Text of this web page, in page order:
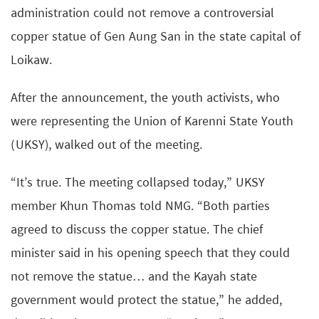
administration could not remove a controversial
copper statue of Gen Aung San in the state capital of
Loikaw.
After the announcement, the youth activists, who
were representing the Union of Karenni State Youth
(UKSY), walked out of the meeting.
“It’s true. The meeting collapsed today,” UKSY
member Khun Thomas told NMG. “Both parties
agreed to discuss the copper statue. The chief
minister said in his opening speech that they could
not remove the statue… and the Kayah state
government would protect the statue,” he added,